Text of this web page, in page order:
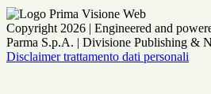
Copyright 2026 | Engineered and
Parma S.p.A. | Divisione Publishing &
Disclaimer trattamento dati personali